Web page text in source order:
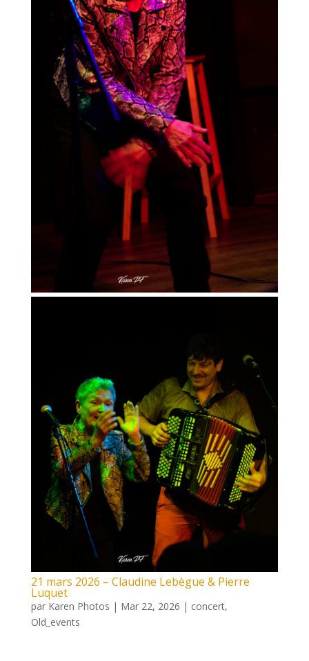
21 mars 2026 – Claudine Lebègue & Pierre
Luquet
par Karen Photos | Mar 22, 2026 | concert,
Old_events